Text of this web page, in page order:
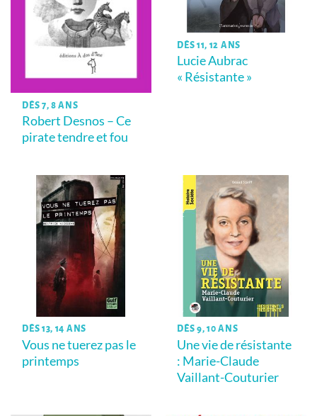
DÈS 7, 8 ANS
Robert Desnos – Ce
pirate tendre et fou
DÈS 11, 12 ANS
Lucie Aubrac
« Résistante »
DÈS 13, 14 ANS
Vous ne tuerez pas le
printemps
DÈS 9, 10 ANS
Une vie de résistante
: Marie-Claude
Vaillant-Couturier